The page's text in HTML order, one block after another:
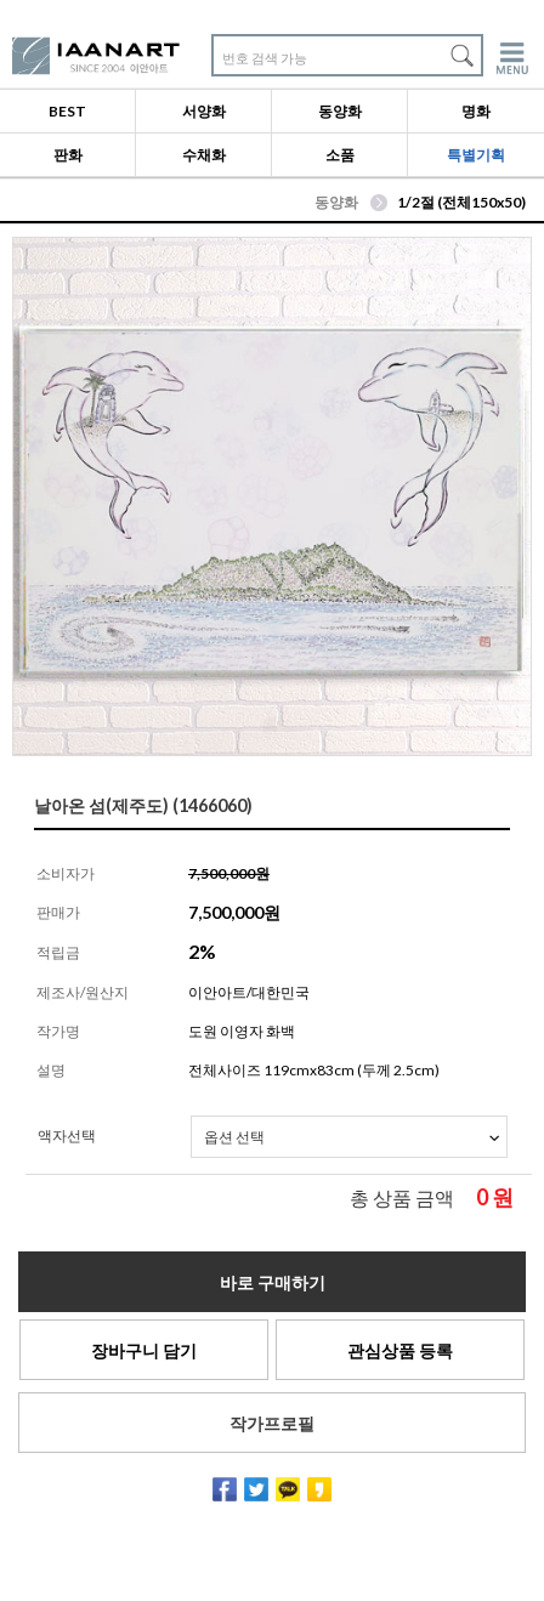
번호 검색 가능
BEST 서양화 동양화 명화
판화 수채화 소품 특별기획
동양화 1/2절 (전체150x50)
날아온 섬(제주도) (1466060)
소비자가 7,500,000원
판매가 7,500,000원
적립금 2%
제조사/원산지 이안아트/대한민국
작가명 도원 이영자 화백
설명 전체사이즈 119cmx83cm (두께 2.5cm)
액자선택
총 상품 금액 0원
바로 구매하기
장바구니 담기 관심상품 등록
작가프로필